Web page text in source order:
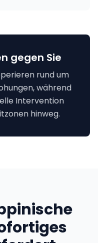
gegen Sie
rund um
während
Intervention
hinweg.